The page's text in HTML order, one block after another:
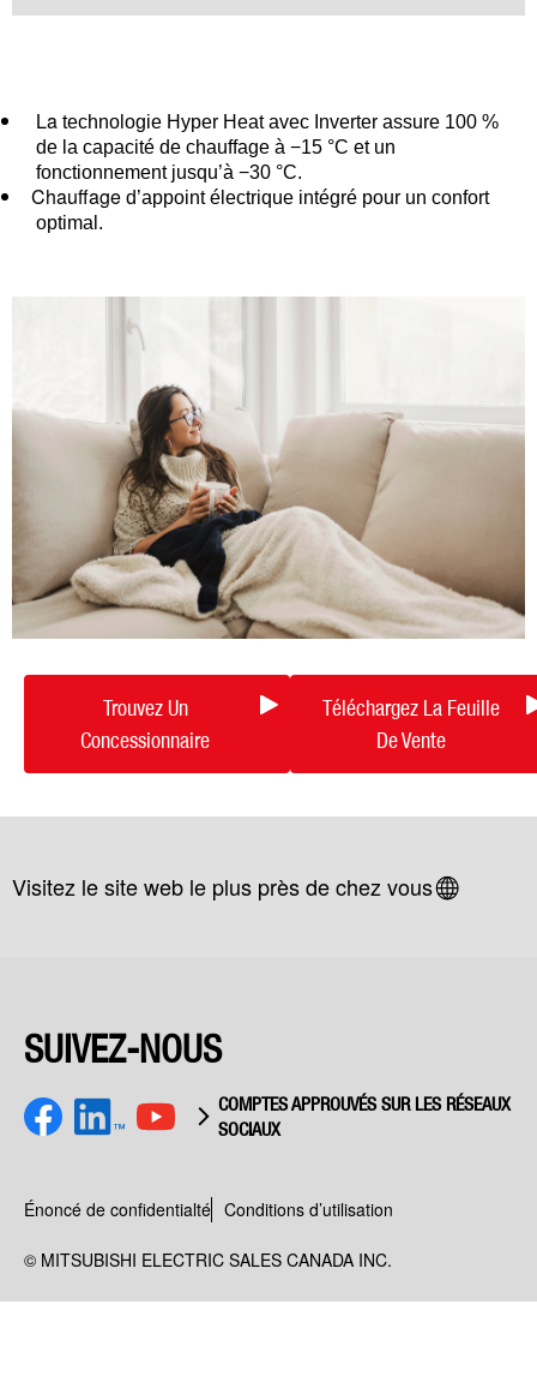
La technologie Hyper Heat avec Inverter assure 100 %
de la capacité de chauffage à −15 °C et un
fonctionnement jusqu’à −30 °C.
Chauffage d’appoint électrique intégré pour un confort
optimal.
Trouvez Un
Concessionnaire
Téléchargez La Feuille
De Vente
Visitez le site web le plus près de chez vous
SUIVEZ-NOUS
COMPTES APPROUVÉS SUR LES RÉSEAUX
SOCIAUX
Énoncé de confidentialté Conditions d’utilisation
© MITSUBISHI ELECTRIC SALES CANADA INC.